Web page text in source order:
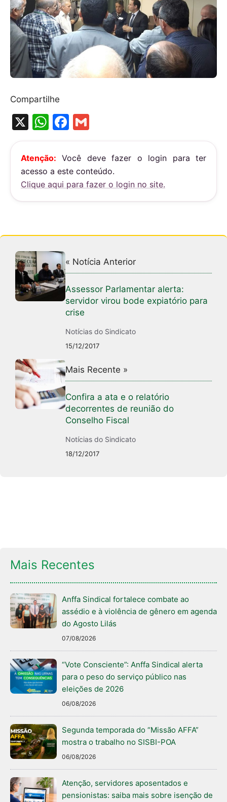
Compartilhe
X
W
h
at
s
A
p
F
a
c
e
b
o
k
m
ai
l
Atenção: Você deve fazer o login para ter
acesso a este conteúdo.
Clique aqui para fazer o login no site.
« Notícia Anterior
Assessor Parlamentar alerta:
servidor virou bode expiatório para
crise
Notícias do Sindicato
15/12/2017
Mais Recente »
Confira a ata e o relatório
decorrentes de reunião do
Conselho Fiscal
Notícias do Sindicato
18/12/2017
Mais Recentes
Anffa Sindical fortalece combate ao
assédio e à violência de gênero em agenda
do Agosto Lilás
07/08/2026
“Vote Consciente”: Anffa Sindical alerta
para o peso do serviço público nas
eleições de 2026
06/08/2026
Segunda temporada do “Missão AFFA”
mostra o trabalho no SISBI-POA
06/08/2026
Atenção, servidores aposentados e
pensionistas: saiba mais sobre isenção de